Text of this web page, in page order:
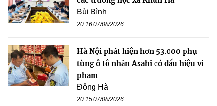
Bùi Bình
20:16 07/08/2026
Hà Nội phát hiện hơn 53.000 phụ
tùng ô tô nhãn Asahi có dấu hiệu vi
phạm
Đông Hà
20:15 07/08/2026